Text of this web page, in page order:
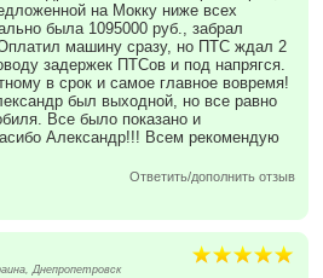
на Мокку ниже всех
была 1095000 руб., забрал
машину сразу, но ПТС ждал 2
задержек ПТСов и под напрягся.
в срок и самое главное вовремя!
был выходной, но все равно
Все было показано и
Александр!!! Всем рекомендую
Ответить/дополнить отзыв
Днепропетровск